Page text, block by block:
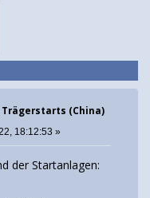
Trägerstarts (China)
18:12:53 »
der Startanlagen: